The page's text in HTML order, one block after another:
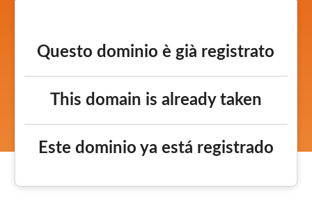
Questo dominio è già registrato
This domain is already taken
Este dominio ya está registrado